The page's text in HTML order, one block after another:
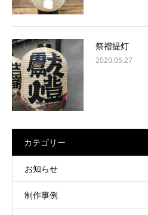
祭禮提灯
2020.05.27
カテゴリー
お知らせ
制作事例